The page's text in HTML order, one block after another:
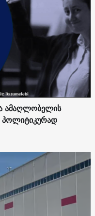
ამაღლობელის